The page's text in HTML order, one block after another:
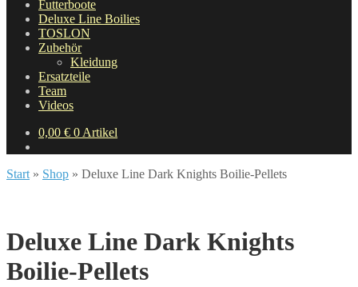
Futterboote
Deluxe Line Boilies
TOSLON
Zubehör
Kleidung
Ersatzteile
Team
Videos
0,00 € 0 Artikel
Start » Shop » Deluxe Line Dark Knights Boilie-Pellets
Deluxe Line Dark Knights
Boilie-Pellets